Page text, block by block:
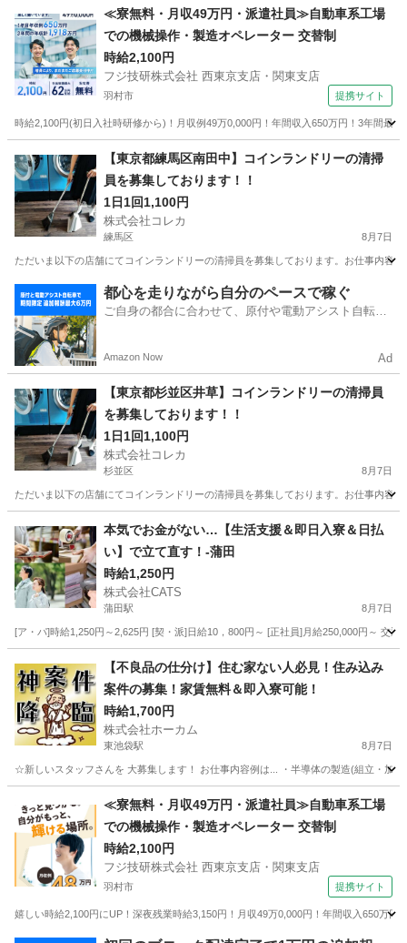
渋谷駅 工場 ライン
≪寮無料・月収49万円・派遣社員≫自動車系工場
での機械操作・製造オペレーター 交替制
時給2,100円
フジ技研株式会社 西東京支店・関東支店
羽村市 提携サイト
時給2,100円(初日入社時研修から)！月収例49万0,000円！年間収入650万円！3年間最
その他
【東京都練馬区南田中】コインランドリーの清掃
員を募集しております！！
1日1回1,100円
株式会社コレカ
練馬区 8月7日
ただいま以下の店舗にてコインランドリーの清掃員を募集しております。お仕事内容
清掃 コインランドリー
都心を走りながら自分のペースで稼ぐ
ご自身の都合に合わせて、原付や電動アシスト自転車
Amazon Now Ad
【東京都杉並区井草】コインランドリーの清掃員
を募集しております！！
1日1回1,100円
株式会社コレカ
杉並区 8月7日
ただいま以下の店舗にてコインランドリーの清掃員を募集しております。お仕事内容
清掃 コインランドリー
本気でお金がない…【生活支援＆即日入寮＆日払
い】で立て直す！-蒲田
時給1,250円
株式会社CATS
蒲田駅 8月7日
[ア・パ]時給1,250円～2,625円 [契・派]日給10，800円～ [正社員]月給250,000円～ 交
蒲田駅 仕分け 生活支援
【不良品の仕分け】住む家ない人必見！住み込み
案件の募集！家賃無料＆即入寮可能！
時給1,700円
株式会社ホーカム
東池袋駅 8月7日
☆新しいスタッフさんを 大募集します！ お仕事内容例は... ・半導体の製造(組立・
東池袋駅 工場 スタッフ
≪寮無料・月収49万円・派遣社員≫自動車系工場
での機械操作・製造オペレーター 交替制
時給2,100円
フジ技研株式会社 西東京支店・関東支店
羽村市 提携サイト
嬉しい時給2,100円にUP！深夜残業時給3,150円！月収49万0,000円！年間収入650万